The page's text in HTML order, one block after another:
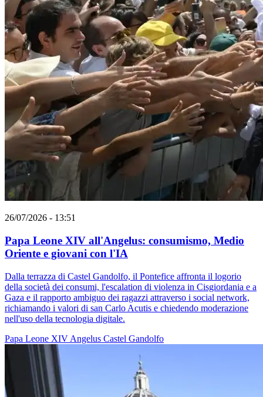
26/07/2026 - 13:51
Papa Leone XIV all'Angelus: consumismo, Medio
Oriente e giovani con l'IA
Dalla terrazza di Castel Gandolfo, il Pontefice affronta il logorio
della società dei consumi, l'escalation di violenza in Cisgiordania e a
Gaza e il rapporto ambiguo dei ragazzi attraverso i social network,
richiamando i valori di san Carlo Acutis e chiedendo moderazione
nell'uso della tecnologia digitale.
Papa Leone XIV Angelus Castel Gandolfo